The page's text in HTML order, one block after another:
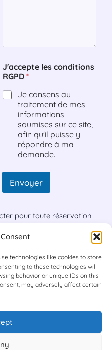
technologies like cookies to store
to these technologies will
behavior or unique IDs on this
may adversely affect certain
J'accepte les conditions
RGPD *
Je consens au
traitement de mes
informations
soumises sur ce site,
afin qu'il puisse y
répondre à ma
demande.
Envoyer
pour toute réservation
de vos données